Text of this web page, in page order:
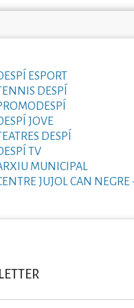
ESPORT
DESPÍ
JOVE
DESPÍ
TV
MUNICIPAL
JUJOL CAN